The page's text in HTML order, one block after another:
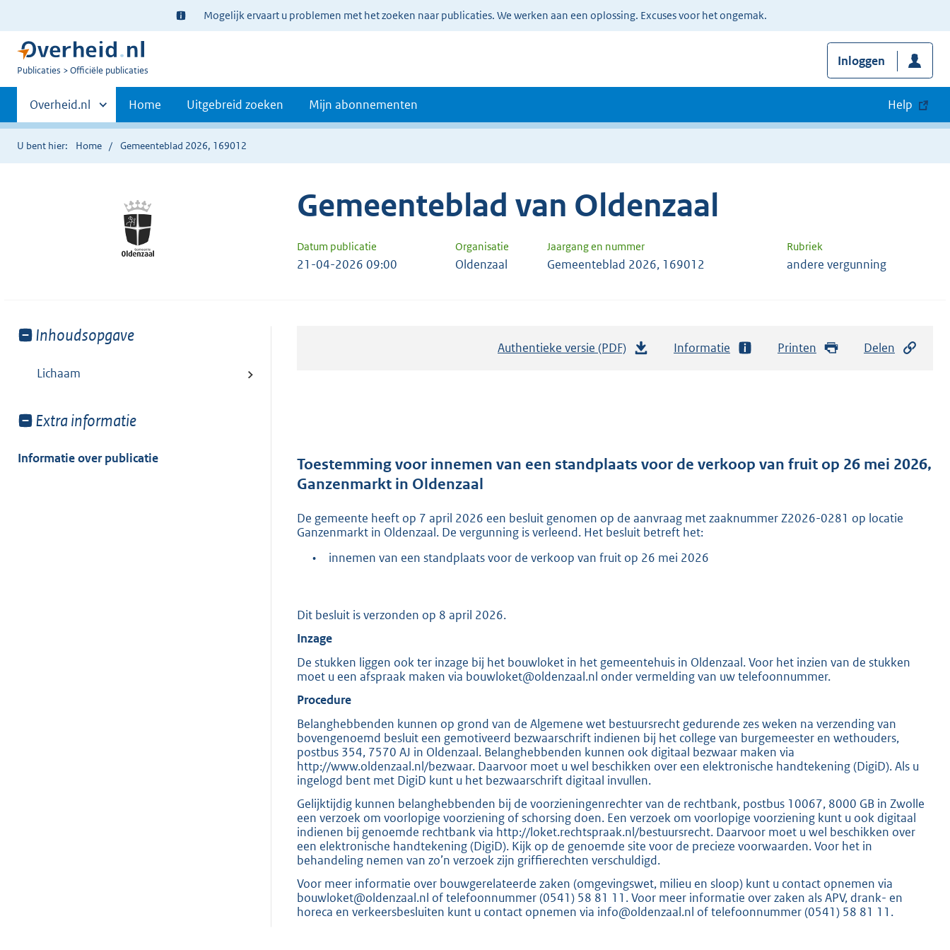
Ter
informatie:
Mogelijk ervaart u problemen met het zoeken naar publicaties. We werken aan een oplossing. Excuses voor het ongemak.
U
Publicaties Officiële publicaties
Inloggen
Primaire
navigatie
Andere
sites
binnen
Overheid.nl Home Uitgebreid zoeken Mijn abonnementen Help
U bent hier: Home Gemeenteblad 2026, 169012
Gemeenteblad van Oldenzaal
Datum publicatie Organisatie Jaargang en nummer Rubriek
21-04-2026 09:00 Oldenzaal Gemeenteblad 2026, 169012 andere vergunning
Toon
van:
Inhoudsopgave
Lichaam
Toon
van:
Extra informatie
Informatie over publicatie
Authentieke versie (PDF)
d
r
o
o
0
b
Informatie Printen Delen
Toestemming voor innemen van een standplaats voor de verkoop van fruit op 26 mei 2026,
Ganzenmarkt in Oldenzaal
De gemeente heeft op 7 april 2026 een besluit genomen op de aanvraag met zaaknummer Z2026-0281 op locatie
Ganzenmarkt in Oldenzaal. De vergunning is verleend. Het besluit betreft het:
•
innemen van een standplaats voor de verkoop van fruit op 26 mei 2026
Dit besluit is verzonden op 8 april 2026.
Inzage
De stukken liggen ook ter inzage bij het bouwloket in het gemeentehuis in Oldenzaal. Voor het inzien van de stukken
moet u een afspraak maken via bouwloket@oldenzaal.nl onder vermelding van uw telefoonnummer.
Procedure
Belanghebbenden kunnen op grond van de Algemene wet bestuursrecht gedurende zes weken na verzending van
bovengenoemd besluit een gemotiveerd bezwaarschrift indienen bij het college van burgemeester en wethouders,
postbus 354, 7570 AJ in Oldenzaal. Belanghebbenden kunnen ook digitaal bezwaar maken via
http://www.oldenzaal.nl/bezwaar. Daarvoor moet u wel beschikken over een elektronische handtekening (DigiD). Als u
ingelogd bent met DigiD kunt u het bezwaarschrift digitaal invullen.
Gelijktijdig kunnen belanghebbenden bij de voorzieningenrechter van de rechtbank, postbus 10067, 8000 GB in Zwolle
een verzoek om voorlopige voorziening of schorsing doen. Een verzoek om voorlopige voorziening kunt u ook digitaal
indienen bij genoemde rechtbank via http://loket.rechtspraak.nl/bestuursrecht. Daarvoor moet u wel beschikken over
een elektronische handtekening (DigiD). Kijk op de genoemde site voor de precieze voorwaarden. Voor het in
behandeling nemen van zo’n verzoek zijn griffierechten verschuldigd.
Voor meer informatie over bouwgerelateerde zaken (omgevingswet, milieu en sloop) kunt u contact opnemen via
bouwloket@oldenzaal.nl of telefoonnummer (0541) 58 81 11. Voor meer informatie over zaken als APV, drank- en
horeca en verkeersbesluiten kunt u contact opnemen via info@oldenzaal.nl of telefoonnummer (0541) 58 81 11.